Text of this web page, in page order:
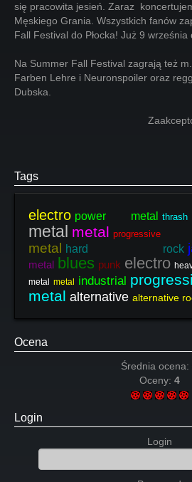
się pracowita jesień. Zaraz
Męskiego Grania. Wszystkich fanów
Fall Festival do Płocka! Już 9 września
Na Summer Fall Festival zagrają też
Farben Lehre i Neuronspoiler oraz
Dubska.
Tags
electro power metal
metal metal
metal
hard rock
metal blues punk electro
metal metal industrial
metal alternative alternative
Ocena
Średnia ocena:
Oceny: 4
Login
Login